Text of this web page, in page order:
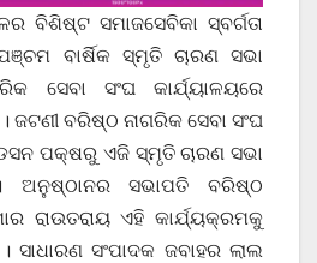
ବିଶିଷ୍ଟ ସମାଜସେବିକା ସ୍ବର୍ଗତା
ବାର୍ଷିକ ସ୍ମୃତି ଚାରଣ ସଭା
ସେବା ସଂଘ କାର୍ଯ୍ୟାଳୟରେ
ବରିଷ୍ଠ ନାଗରିକ ସେବା ସଂଘ
ପକ୍ଷରୁ ଏଜି ସ୍ମୃତି ଚାରଣ ସଭା
ଅନୁଷ୍ଠାନର ସଭାପତି ବରିଷ୍ଠ
ରାଉତରାୟ ଏହି କାର୍ଯ୍ୟକ୍ରମକୁ
ସଂପାଦକ ଜବାହର ଲାଲ